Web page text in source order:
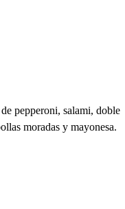
pepperoni, salami, doble
moradas y mayonesa.